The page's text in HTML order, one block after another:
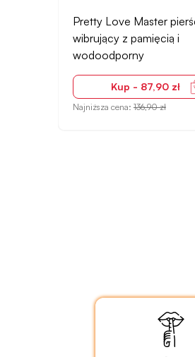
Pretty Love Master
wibrujący z pamięcią i
wodoodporny
Kup - 87,90 zł
Najniższa cena: 136,90 zł